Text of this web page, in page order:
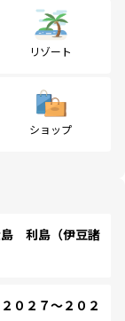
リゾート
ショップ
利島（伊豆諸
２７～２０２